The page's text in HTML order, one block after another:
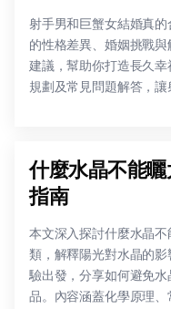
射手男和巨蟹女結婚真
的性格差異、婚姻挑戰
建議，幫助你打造長久
規劃及常見問題解答，讓
什麼水晶不能
指南
本文深入探討什麼水晶
類，解釋陽光對水晶的
驗出發，分享如何避免
品。內容涵蓋化學原理